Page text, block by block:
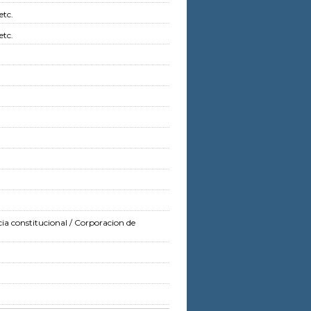
constitucional / Corporacion de